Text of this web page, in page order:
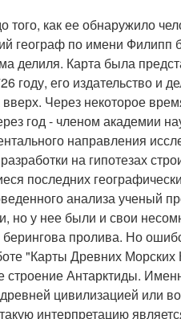
того, как ее обнаружило
географ по имени
делиля. Карта была
году, его издательство
Через некоторое
год - членом академии
направления
на гипотезах
последних
анализа ученый
но у нее были и свои
пролива. Но
"Карты Древних
Антарктиды.
цивилизацией или
интерпретацию